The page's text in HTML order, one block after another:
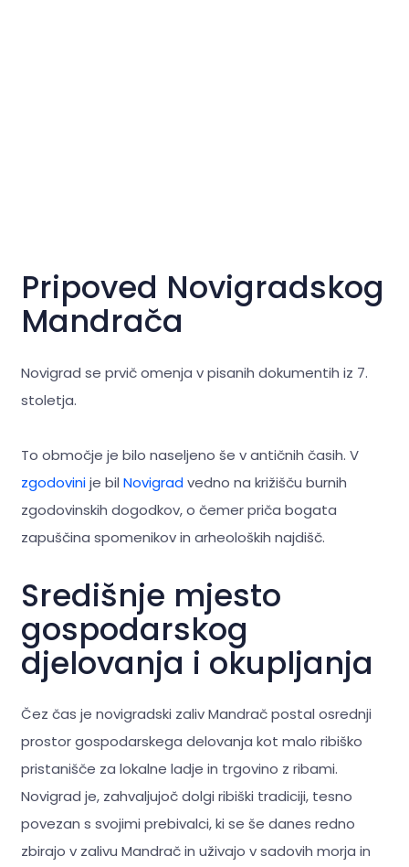
Pripoved Novigradskog
Mandrača
Novigrad se prvič omenja v pisanih dokumentih iz 7.
stoletja.
To območje je bilo naseljeno še v antičnih časih. V
zgodovinije bil Novigradvedno na križišču burnih
zgodovinskih dogodkov, o čemer priča bogata
zapuščina spomenikov in arheoloških najdišč.
Središnje mjesto
gospodarskog
djelovanja i okupljanja
Čez čas je novigradski zaliv Mandrač postal osrednji
prostor gospodarskega delovanja kot malo ribiško
pristanišče za lokalne ladje in trgovino z ribami.
Novigrad je, zahvaljujoč dolgi ribiški tradiciji, tesno
povezan s svojimi prebivalci, ki se še danes redno
zbirajo v zalivu Mandrač in uživajo v sadovih morja in